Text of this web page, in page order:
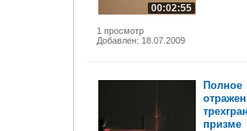
00:02:55
1 просмотр
Добавлен: 18.07.2009
Полное
призме